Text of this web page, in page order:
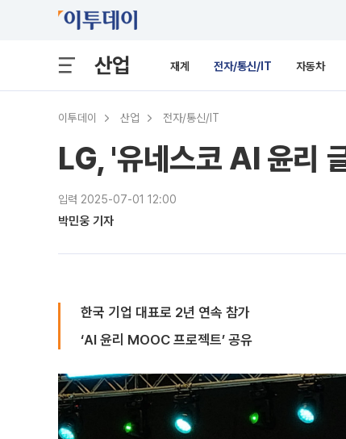
산업 재계 전자/통신/IT 자동차
이투데이 산업 전자/통신/IT
LG, '유네스코 AI 윤리
입력 2025-07-01 12:00
박민웅 기자
한국 기업 대표로 2년 연속 참가
‘AI 윤리 MOOC 프로젝트’ 공유